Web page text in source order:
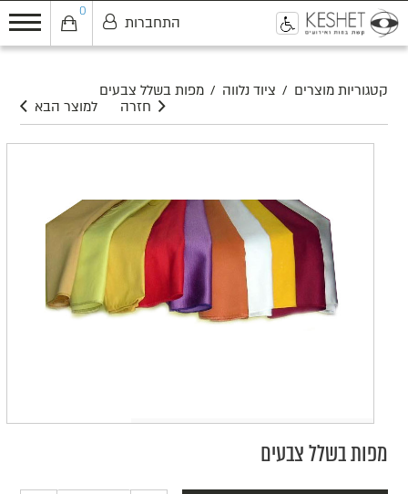
0
התחברות
קטגוריות מוצרים / ציוד נלווה / מפות בשלל צבעים
למוצר הבא
חזרה
מפות בשלל צבעים